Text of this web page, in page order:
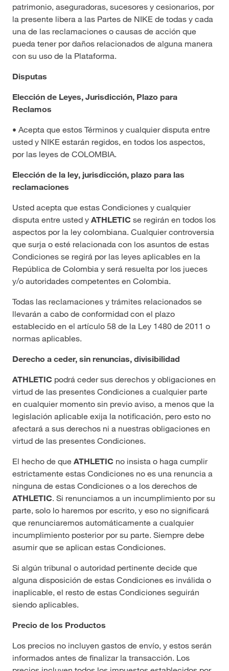
patrimonio, aseguradoras, sucesores y cesionarios, por
la presente libera a las Partes de NIKE de todas y cada
una de las reclamaciones o causas de acción que
pueda tener por daños relacionados de alguna manera
con su uso de la Plataforma.
Disputas
Elección de Leyes, Jurisdicción, Plazo para
Reclamos
• Acepta que estos Términos y cualquier disputa entre
usted y NIKE estarán regidos, en todos los aspectos,
por las leyes de COLOMBIA.
Elección de la ley, jurisdicción, plazo para las
reclamaciones
Usted acepta que estas Condiciones y cualquier
disputa entre usted y ATHLETIC se regirán en todos los
aspectos por la ley colombiana. Cualquier controversia
que surja o esté relacionada con los asuntos de estas
Condiciones se regirá por las leyes aplicables en la
República de Colombia y será resuelta por los jueces
y/o autoridades competentes en Colombia.
Todas las reclamaciones y trámites relacionados se
llevarán a cabo de conformidad con el plazo
establecido en el artículo 58 de la Ley 1480 de 2011 o
normas aplicables.
Derecho a ceder, sin renuncias, divisibilidad
ATHLETIC podrá ceder sus derechos y obligaciones en
virtud de las presentes Condiciones a cualquier parte
en cualquier momento sin previo aviso, a menos que la
legislación aplicable exija la notificación, pero esto no
afectará a sus derechos ni a nuestras obligaciones en
virtud de las presentes Condiciones.
El hecho de que ATHLETIC no insista o haga cumplir
estrictamente estas Condiciones no es una renuncia a
ninguna de estas Condiciones o a los derechos de
ATHLETIC. Si renunciamos a un incumplimiento por su
parte, solo lo haremos por escrito, y eso no significará
que renunciaremos automáticamente a cualquier
incumplimiento posterior por su parte. Siempre debe
asumir que se aplican estas Condiciones.
Si algún tribunal o autoridad pertinente decide que
alguna disposición de estas Condiciones es inválida o
inaplicable, el resto de estas Condiciones seguirán
siendo aplicables.
Precio de los Productos
Los precios no incluyen gastos de envío, y estos serán
informados antes de finalizar la transacción. Los